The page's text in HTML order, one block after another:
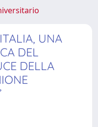
UNA
DEL
DELLA